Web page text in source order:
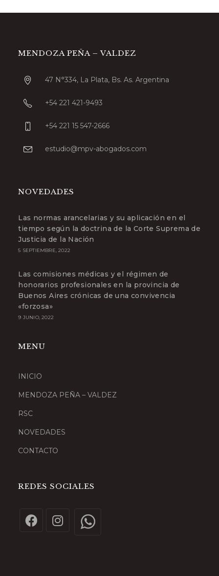
MENDOZA PEÑA – VALDEZ
47 N°334, La Plata, Bs. As. Argentina
+54 221 421-9493
+54 221 15 547-2666
estudio@mpv-abogados.com
NOVEDADES
Las normas arancelarias y su aplicación en el
tiempo según la doctrina de la Corte Suprema de
Justicia de la Nación
5 SEPTIEMBRE, 2022
Las comisiones médicas y el régimen de
honorarios profesionales en la provincia de
Buenos Aires crónicas de una convivencia
«forzosa»
9 JUNIO, 2022
MENU
INICIO
MENDOZA PEÑA – VALDEZ
RSC
NOVEDADES
CONTACTO
REDES SOCIALES